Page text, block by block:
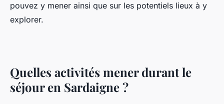
pouvez y mener ainsi que sur les potentiels lieux à y
explorer.
Quelles activités mener durant le
séjour en Sardaigne ?